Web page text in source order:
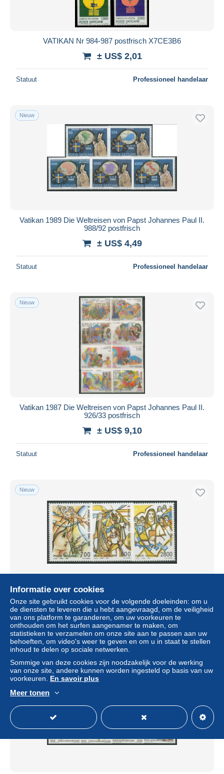
VATIKAN Nr 984-987 postfrisch X7CE3B6
± US$ 2,01
Statuut Professioneel handelaar
Nieuw
Vatikan 1989 Die Weltreisen von Papst Johannes Paul II.
988/92 postfrisch
± US$ 4,49
Statuut Professioneel handelaar
Nieuw
Vatikan 1987 Die Weltreisen von Papst Johannes Paul II.
926/33 postfrisch
± US$ 9,10
Statuut Professioneel handelaar
Nieuw
Vatikan 1990 450. Todestag der hl. Angela Merici 996/98
postfrisch
± US$ 3,11
Statuut Professioneel handelaar
Nieuw
Informatie over cookies
Onze site gebruikt cookies voor de volgende doeleinden: om u
de diensten te leveren die u hebt aangevraagd, om de veiligheid
van ons platform te garanderen, om uw voorkeuren te
onthouden om het surfen aangenamer te maken, om
statistieken te verzamelen om onze site aan te passen aan uw
behoeften, om video's weer te geven en om u in staat te stellen
inhoud te delen op sociale netwerken.
Sommige van deze cookies zijn noodzakelijk voor de werking
van onze site, andere kunnen worden ingesteld op basis van uw
voorkeuren. En savoir plus
Meer tonen